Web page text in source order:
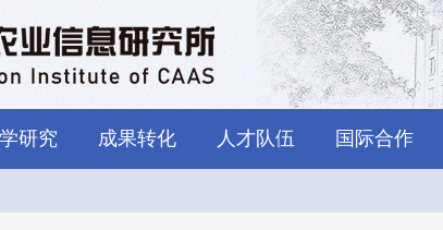
研究 成果转化 人才队伍 国际合作